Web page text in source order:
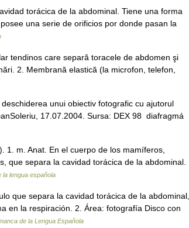
torácica de la abdominal. Tiene una forma
una serie de orificios por donde pasan la
tendinos care separă toracele de abdomen şi
2. Membrană elastică (la microfon, telefon,
unui obiectiv fotografic cu ajutorul
17.07.2004. Sursa: DEX 98 diafragmá
1. m. Anat. En el cuerpo de los mamíferos,
que separa la cavidad torácica de la abdominal.
la lengua española
que separa la cavidad torácica de la abdominal,
en la respiración. 2. Área: fotografía Disco con
de la Lengua Española